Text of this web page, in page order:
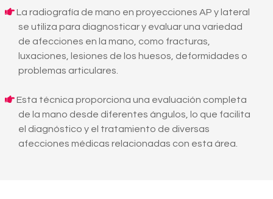
La radiografía de mano en proyecciones AP y lateral
se utiliza para diagnosticar y evaluar una variedad
de afecciones en la mano, como fracturas,
luxaciones, lesiones de los huesos, deformidades o
problemas articulares.
Esta técnica proporciona una evaluación completa
de la mano desde diferentes ángulos, lo que facilita
el diagnóstico y el tratamiento de diversas
afecciones médicas relacionadas con esta área.